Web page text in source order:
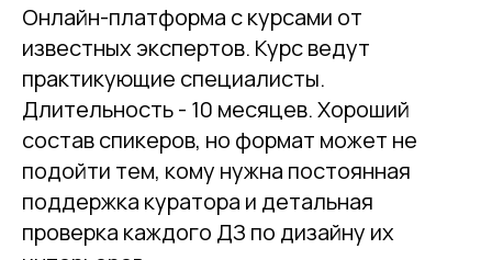
Онлайн-платформа с курсами от
известных экспертов. Курс ведут
практикующие специалисты.
Длительность - 10 месяцев. Хороший
состав спикеров, но формат может не
подойти тем, кому нужна постоянная
поддержка куратора и детальная
проверка каждого ДЗ по дизайну их